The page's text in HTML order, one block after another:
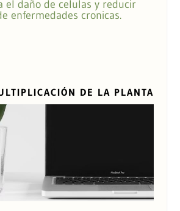
el daño de celulas y reducir
enfermedades cronicas.
DE LA PLANTA